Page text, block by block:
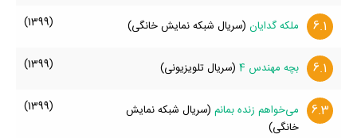
6.1 ملکه گدایان (سریال شبکه نمایش خانگی) (1399)
6.1 بچه مهندس 4 (سریال تلویزیونی) (1399)
6.3 می‌خواهم زنده بمانم (سریال شبکه نمایش
خانگی)
(1399)